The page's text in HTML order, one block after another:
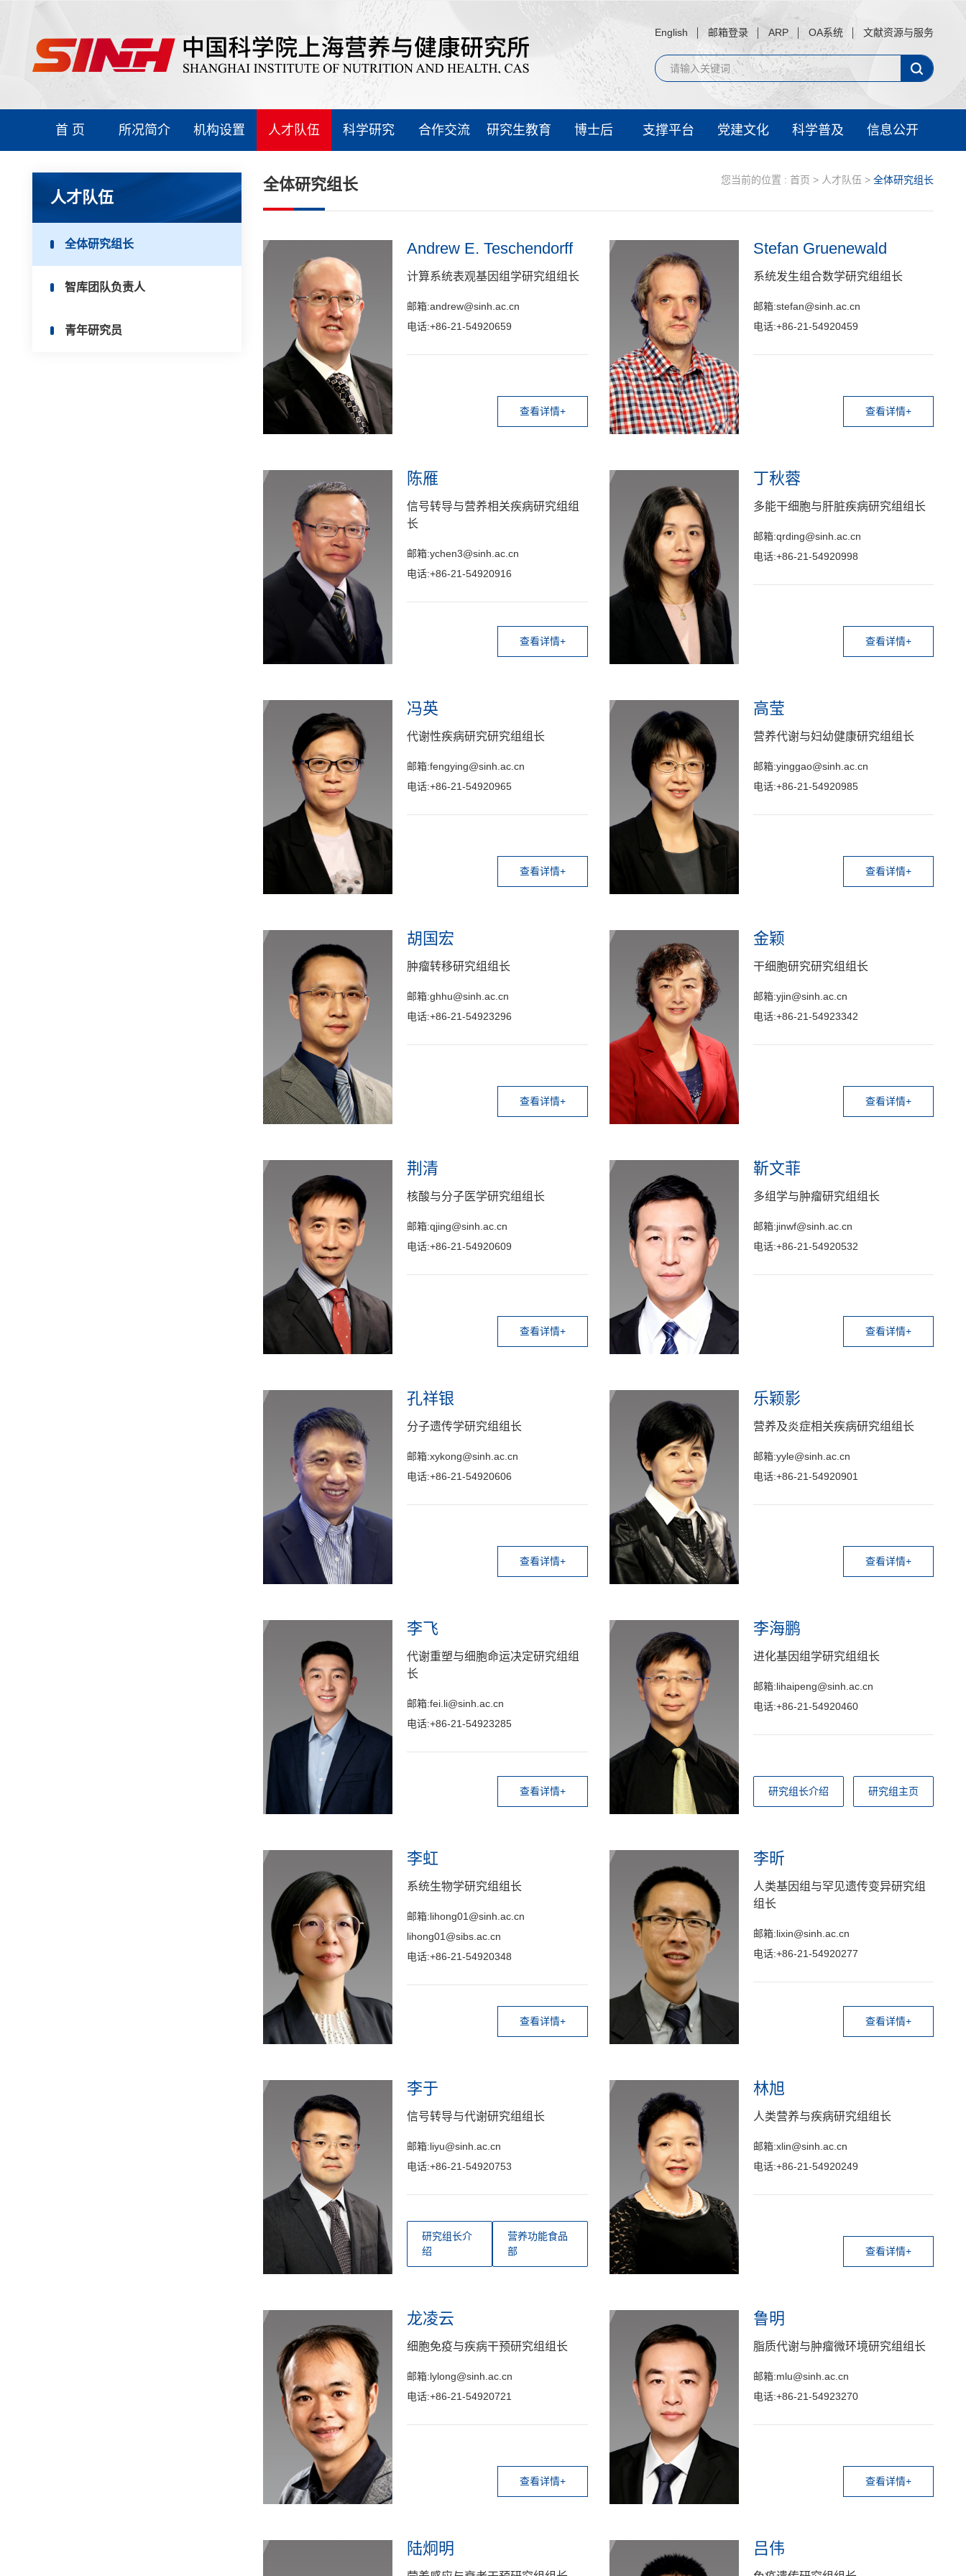
English 邮箱登录 ARP OA系统 文献资源与服务
首 页 所况简介 机构设置 人才队伍 科学研究 合作交流 研究生教育 博士后 支撑平台 党建文化 科学普及 信息公开
人才队伍
全体研究组长
智库团队负责人
青年研究员
全体研究组长 您当前的位置 : 首页 > 人才队伍 > 全体研究组长
Andrew E. Teschendorff
计算系统表观基因组学研究组组长
邮箱:andrew@sinh.ac.cn
电话:+86-21-54920659
查看详情+
Stefan Gruenewald
系统发生组合数学研究组组长
邮箱:stefan@sinh.ac.cn
电话:+86-21-54920459
查看详情+
陈雁
信号转导与营养相关疾病研究组组
长
邮箱:ychen3@sinh.ac.cn
电话:+86-21-54920916
查看详情+
丁秋蓉
多能干细胞与肝脏疾病研究组组长
邮箱:qrding@sinh.ac.cn
电话:+86-21-54920998
查看详情+
冯英
代谢性疾病研究研究组组长
邮箱:fengying@sinh.ac.cn
电话:+86-21-54920965
查看详情+
高莹
营养代谢与妇幼健康研究组组长
邮箱:yinggao@sinh.ac.cn
电话:+86-21-54920985
查看详情+
胡国宏
肿瘤转移研究组组长
邮箱:ghhu@sinh.ac.cn
电话:+86-21-54923296
查看详情+
金颖
干细胞研究研究组组长
邮箱:yjin@sinh.ac.cn
电话:+86-21-54923342
查看详情+
荆清
核酸与分子医学研究组组长
邮箱:qjing@sinh.ac.cn
电话:+86-21-54920609
查看详情+
靳文菲
多组学与肿瘤研究组组长
邮箱:jinwf@sinh.ac.cn
电话:+86-21-54920532
查看详情+
孔祥银
分子遗传学研究组组长
邮箱:xykong@sinh.ac.cn
电话:+86-21-54920606
查看详情+
乐颖影
营养及炎症相关疾病研究组组长
邮箱:yyle@sinh.ac.cn
电话:+86-21-54920901
查看详情+
李飞
代谢重塑与细胞命运决定研究组组
长
邮箱:fei.li@sinh.ac.cn
电话:+86-21-54923285
查看详情+
李海鹏
进化基因组学研究组组长
邮箱:lihaipeng@sinh.ac.cn
电话:+86-21-54920460
研究组长介绍 研究组主页
李虹
系统生物学研究组组长
邮箱:lihong01@sinh.ac.cn
lihong01@sibs.ac.cn
电话:+86-21-54920348
查看详情+
李昕
人类基因组与罕见遗传变异研究组
组长
邮箱:lixin@sinh.ac.cn
电话:+86-21-54920277
查看详情+
李于
信号转导与代谢研究组组长
邮箱:liyu@sinh.ac.cn
电话:+86-21-54920753
研究组长介
绍
营养功能食品
部
林旭
人类营养与疾病研究组组长
邮箱:xlin@sinh.ac.cn
电话:+86-21-54920249
查看详情+
龙凌云
细胞免疫与疾病干预研究组组长
邮箱:lylong@sinh.ac.cn
电话:+86-21-54920721
查看详情+
鲁明
脂质代谢与肿瘤微环境研究组组长
邮箱:mlu@sinh.ac.cn
电话:+86-21-54923270
查看详情+
陆炯明 吕伟